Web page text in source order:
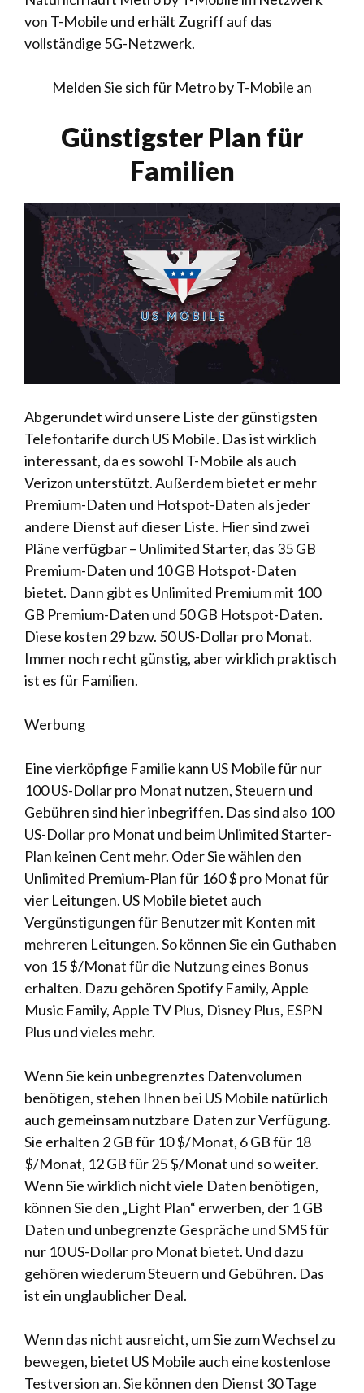
von T-Mobile und erhält Zugriff auf das
vollständige 5G-Netzwerk.
Melden Sie sich für Metro by T-Mobile an
Günstigster Plan für
Familien
Abgerundet wird unsere Liste der günstigsten
Telefontarife durch US Mobile. Das ist wirklich
interessant, da es sowohl T-Mobile als auch
Verizon unterstützt. Außerdem bietet er mehr
Premium-Daten und Hotspot-Daten als jeder
andere Dienst auf dieser Liste. Hier sind zwei
Pläne verfügbar – Unlimited Starter, das 35 GB
Premium-Daten und 10 GB Hotspot-Daten
bietet. Dann gibt es Unlimited Premium mit 100
GB Premium-Daten und 50 GB Hotspot-Daten.
Diese kosten 29 bzw. 50 US-Dollar pro Monat.
Immer noch recht günstig, aber wirklich praktisch
ist es für Familien.
Werbung
Eine vierköpfige Familie kann US Mobile für nur
100 US-Dollar pro Monat nutzen, Steuern und
Gebühren sind hier inbegriffen. Das sind also 100
US-Dollar pro Monat und beim Unlimited Starter-
Plan keinen Cent mehr. Oder Sie wählen den
Unlimited Premium-Plan für 160 $ ​​pro Monat für
vier Leitungen. US Mobile bietet auch
Vergünstigungen für Benutzer mit Konten mit
mehreren Leitungen. So können Sie ein Guthaben
von 15 $/Monat für die Nutzung eines Bonus
erhalten. Dazu gehören Spotify Family, Apple
Music Family, Apple TV Plus, Disney Plus, ESPN
Plus und vieles mehr.
Wenn Sie kein unbegrenztes Datenvolumen
benötigen, stehen Ihnen bei US Mobile natürlich
auch gemeinsam nutzbare Daten zur Verfügung.
Sie erhalten 2 GB für 10 $/Monat, 6 GB für 18
$/Monat, 12 GB für 25 $/Monat und so weiter.
Wenn Sie wirklich nicht viele Daten benötigen,
können Sie den „Light Plan“ erwerben, der 1 GB
Daten und unbegrenzte Gespräche und SMS für
nur 10 US-Dollar pro Monat bietet. Und dazu
gehören wiederum Steuern und Gebühren. Das
ist ein unglaublicher Deal.
Wenn das nicht ausreicht, um Sie zum Wechsel zu
bewegen, bietet US Mobile auch eine kostenlose
Testversion an. Sie können den Dienst 30 Tage